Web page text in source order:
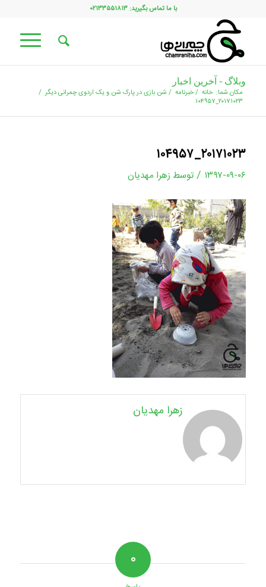
با ما تماس بگیرید: ۰۲۱۳۳۵۵۱۸۱۳
وبلاگ - آخرین اخبار
مکان شما: خانه /خبرنامه / شن بازی در پارک شن و یک اردوی چمرانی دیگر /
۲۰۱۷۱۰۲۳_۱۰۴۹۵۷
۲۰۱۷۱۰۲۳_۱۰۴۹۵۷
۱۳۹۷-۰۹-۰۶ / توسط زهرا مهدیان
زهرا مهدیان
۰